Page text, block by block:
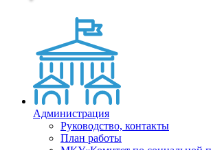
Администрация
Руководство, контакты
План работы